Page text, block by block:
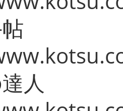
人